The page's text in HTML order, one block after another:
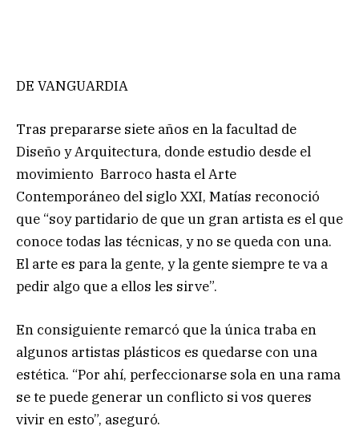
DE VANGUARDIA
Tras prepararse siete años en la facultad de
Diseño y Arquitectura, donde estudio desde el
movimiento Barroco hasta el Arte
Contemporáneo del siglo XXI, Matías reconoció
que “soy partidario de que un gran artista es el que
conoce todas las técnicas, y no se queda con una.
El arte es para la gente, y la gente siempre te va a
pedir algo que a ellos les sirve”.
En consiguiente remarcó que la única traba en
algunos artistas plásticos es quedarse con una
estética. “Por ahí, perfeccionarse sola en una rama
se te puede generar un conflicto si vos queres
vivir en esto”, aseguró.